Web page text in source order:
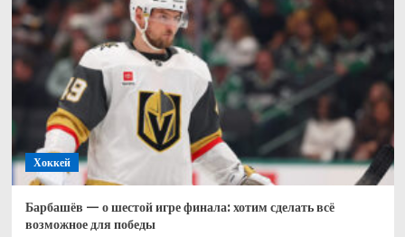
почему
покинул
минское
«Динамо»
Хоккей
Барбашёв — о шестой игре финала: хотим сделать всё
возможное для победы